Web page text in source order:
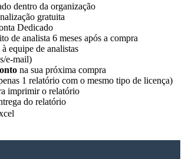
dentro da organização
gratuita
Dedicado
de analista 6 meses após a compra
equipe de analistas
e-mail)
na sua próxima compra
1 relatório com o mesmo tipo de licença)
imprimir o relatório
do relatório